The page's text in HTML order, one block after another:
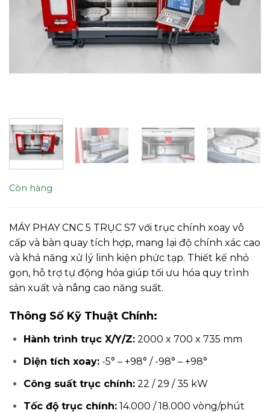
Còn hàng
MÁY PHAY CNC 5 TRỤC S7 với trục chính xoay vô
cấp và bàn quay tích hợp, mang lại độ chính xác cao
và khả năng xử lý linh kiện phức tạp. Thiết kế nhỏ
gọn, hỗ trợ tự động hóa giúp tối ưu hóa quy trình
sản xuất và nâng cao năng suất.
Thông Số Kỹ Thuật Chính:
Hành trình trục X/Y/Z: 2000 x 700 x 735 mm
Diện tích xoay: -5° – +98° / -98° – +98°
Công suất trục chính: 22 / 29 / 35 kW
Tốc độ trục chính: 14.000 / 18.000 vòng/phút